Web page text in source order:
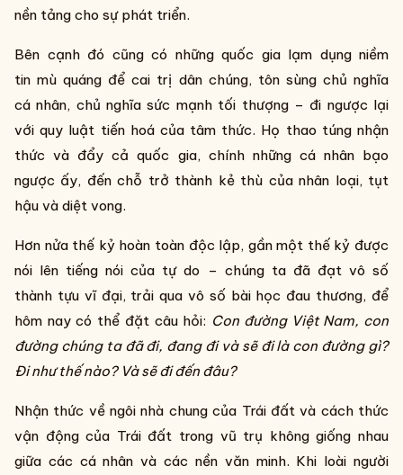
nền tảng cho sự phát triển.
Bên cạnh đó cũng có những quốc gia lạm dụng niềm
tin mù quáng để cai trị dân chúng, tôn sùng chủ nghĩa
cá nhân, chủ nghĩa sức mạnh tối thượng – đi ngược lại
với quy luật tiến hoá của tâm thức. Họ thao túng nhận
thức và đẩy cả quốc gia, chính những cá nhân bạo
ngược ấy, đến chỗ trở thành kẻ thù của nhân loại, tụt
hậu và diệt vong.
Hơn nửa thế kỷ hoàn toàn độc lập, gần một thế kỷ được
nói lên tiếng nói của tự do – chúng ta đã đạt vô số
thành tựu vĩ đại, trải qua vô số bài học đau thương, để
hôm nay có thể đặt câu hỏi: Con đường Việt Nam, con
đường chúng ta đã đi, đang đi và sẽ đi là con đường gì?
Đi như thế nào? Và sẽ đi đến đâu?
Nhận thức về ngôi nhà chung của Trái đất và cách thức
vận động của Trái đất trong vũ trụ không giống nhau
giữa các cá nhân và các nền văn minh. Khi loài người